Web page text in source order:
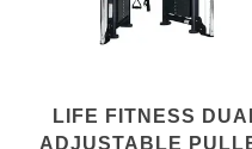
LIFE FITNESS
ADJUSTABLE